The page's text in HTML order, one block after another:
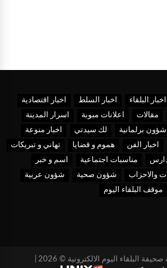
اخبار البلقاء اخبار السلط
اخبار اقتصادية
مقالات اعلانات مبوبة
اسرار المدينة
شؤون برلمانية لك سيدتي
اخبار منوعة
اخبار الفن هموم و قضايا
تهاني و تبريكات
مناسبات اجتماعية
اسم و خبر
والاحزاب
شؤون صحية
شؤون عربية
موقف البلقاء اليوم
البلقاء اليوم الالكترونية © 2026 |